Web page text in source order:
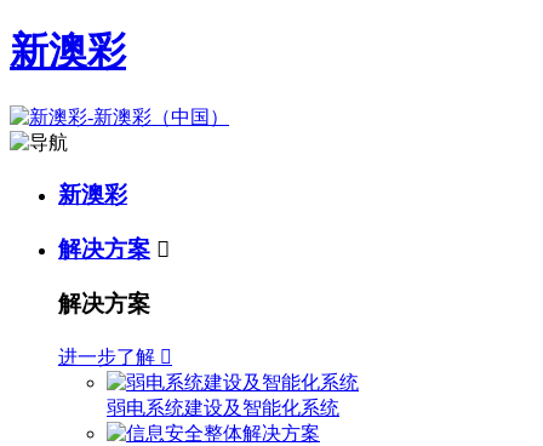
新澳彩
新澳彩
解决方案 
解决方案
进一步了解 
弱电系统建设及智能化系统